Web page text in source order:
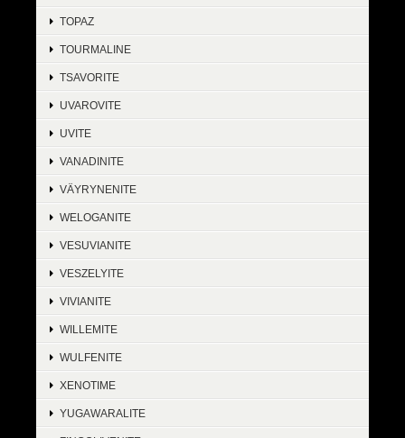
TOPAZ
TOURMALINE
TSAVORITE
UVAROVITE
UVITE
VANADINITE
VÄYRYNENITE
WELOGANITE
VESUVIANITE
VESZELYITE
VIVIANITE
WILLEMITE
WULFENITE
XENOTIME
YUGAWARALITE